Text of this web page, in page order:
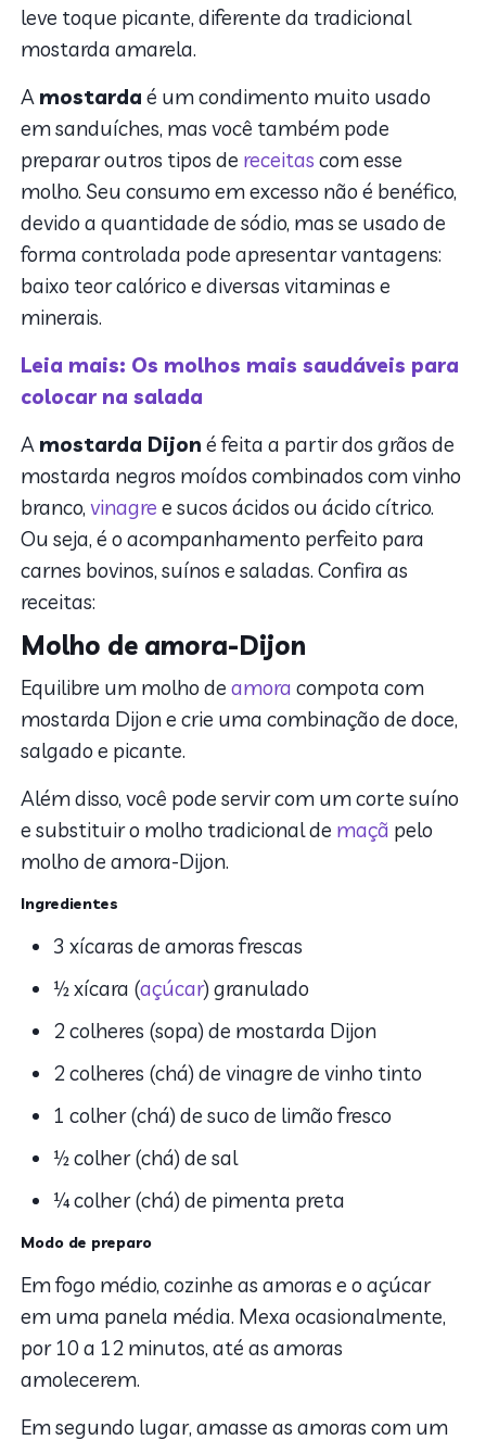
leve toque picante, diferente da tradicional
mostarda amarela.
A mostarda é um condimento muito usado
em sanduíches, mas você também pode
preparar outros tipos de receitas com esse
molho. Seu consumo em excesso não é benéfico,
devido a quantidade de sódio, mas se usado de
forma controlada pode apresentar vantagens:
baixo teor calórico e diversas vitaminas e
minerais.
Leia mais: Os molhos mais saudáveis para
colocar na salada
A mostarda Dijon é feita a partir dos grãos de
mostarda negros moídos combinados com vinho
branco,vinagre e sucos ácidos ou ácido cítrico.
Ou seja, é o acompanhamento perfeito para
carnes bovinos, suínos e saladas. Confira as
receitas:
Molho de amora-Dijon
Equilibre um molho deamora compota com
mostarda Dijon e crie uma combinação de doce,
salgado e picante.
Além disso, você pode servir com um corte suíno
e substituir o molho tradicional de maçã pelo
molho de amora-Dijon.
Ingredientes
3 xícaras de amoras frescas
½ xícara (açúcar) granulado
2 colheres (sopa) de mostarda Dijon
2 colheres (chá) de vinagre de vinho tinto
1 colher (chá) de suco de limão fresco
½ colher (chá) de sal
¼ colher (chá) de pimenta preta
Modo de preparo
Em fogo médio, cozinhe as amoras e o açúcar
em uma panela média. Mexa ocasionalmente,
por 10 a 12 minutos, até as amoras
amolecerem.
Em segundo lugar, amasse as amoras com um